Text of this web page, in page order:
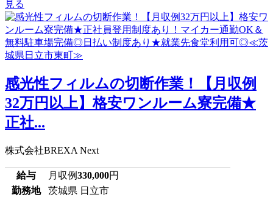
見る
感光性フィルムの切断作業！【月収例
32万円以上】格安ワンルーム寮完備★
正社...
株式会社BREXA Next
給与 月収例330,000円
勤務地
茨城県 日立市